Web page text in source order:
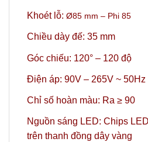
Khoét lỗ: Ø85 mm – Phi 85
Chiều dày đế: 35 mm
Góc chiếu: 120° – 120 độ
Điện áp: 90V – 265V ~ 50Hz
Chỉ số hoàn màu: Ra ≥ 90
Nguồn sáng LED: Chips
trên thanh đồng dây vàng